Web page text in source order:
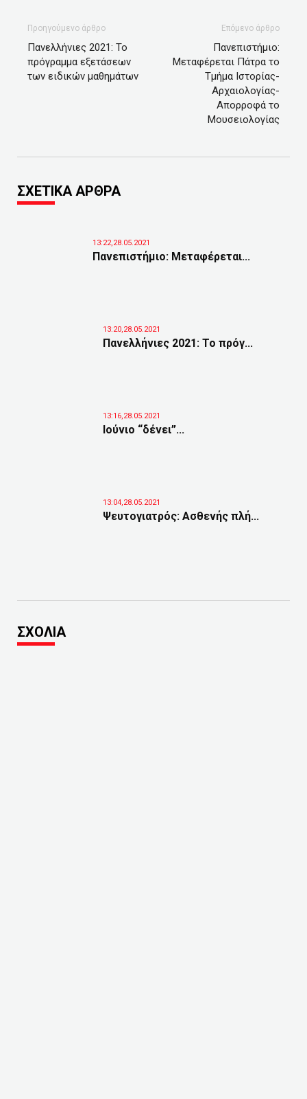
Προηγούμενο άρθρο
Πανελλήνιες 2021: Το
πρόγραμμα εξετάσεων
των ειδικών μαθημάτων
Επόμενο άρθρο
Πανεπιστήμιο:
Μεταφέρεται Πάτρα το
Τμήμα Ιστορίας-
Αρχαιολογίας-
Απορροφά το
Μουσειολογίας
ΣΧΕΤΙΚΑ ΑΡΘΡΑ
13:22,28.05.2021
Πανεπιστήμιο: Μεταφέρεται...
13:20,28.05.2021
Πανελλήνιες 2021: Το πρόγ...
13:16,28.05.2021
Ιούνιο “δένει”...
13:04,28.05.2021
Ψευτογιατρός: Ασθενής πλή...
ΣΧΟΛΙΑ